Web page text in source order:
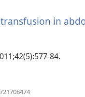
janela) in
84.